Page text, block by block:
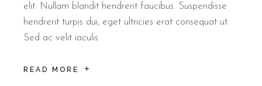
elit. Nullam blandit hendrerit faucibus. Suspendisse
hendrerit turpis dui, eget ultricies erat consequat ut.
Sed ac velit iaculis
READ MORE